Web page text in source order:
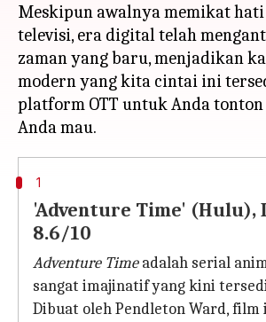
Meskipun awalnya memikat
televisi, era digital telah
zaman yang baru, menjadikan
modern yang kita cintai ini
platform OTT untuk Anda tonton
1
'Adventure Time' (Hulu),
8.6/10
Adventure Timeadalah serial
sangat imajinatif yang kini
Dibuat oleh Pendleton Ward,